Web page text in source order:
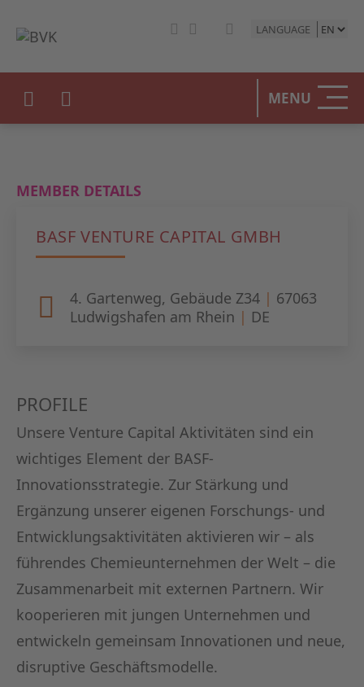
LANGUAGE
MENU
MEMBER DETAILS
BASF VENTURE CAPITAL GMBH
4. Gartenweg, Gebäude Z34 | 67063
Ludwigshafen am Rhein | DE
PROFILE
Unsere Venture Capital Aktivitäten sind ein
wichtiges Element der BASF-
Innovationsstrategie. Zur Stärkung und
Ergänzung unserer eigenen Forschungs- und
Entwicklungsaktivitäten aktivieren wir – als
führendes Chemieunternehmen der Welt – die
Zusammenarbeit mit externen Partnern. Wir
kooperieren mit jungen Unternehmen und
entwickeln gemeinsam Innovationen und neue,
disruptive Geschäftsmodelle.
THE